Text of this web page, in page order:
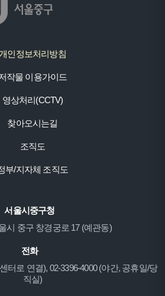
개인정보처리방침
작물 이용가이드
영상처리(CCTV)
찾아오시는길
조직도
부/지자체 조직도
서울시중구청
시 중구 창경궁로 17 (예관동)
전화
터로 연결), 02-3396-4000 (야간, 공휴일/당
직실)